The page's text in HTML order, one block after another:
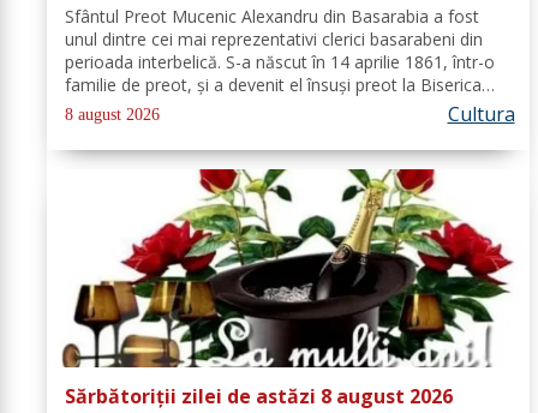
Sfântul Preot Mucenic Alexandru din Basarabia a fost
unul dintre cei mai reprezentativi clerici basarabeni din
perioada interbelică. S-a născut în 14 aprilie 1861, într-o
familie de preot, și a devenit el însuși preot la Biserica
„Aleksandr Nevski” din Călăraşi-sat, în Republica Moldova
de azi. A...
8 august 2026 Cultura
Sărbătoriții zilei de astăzi 8 august 2026